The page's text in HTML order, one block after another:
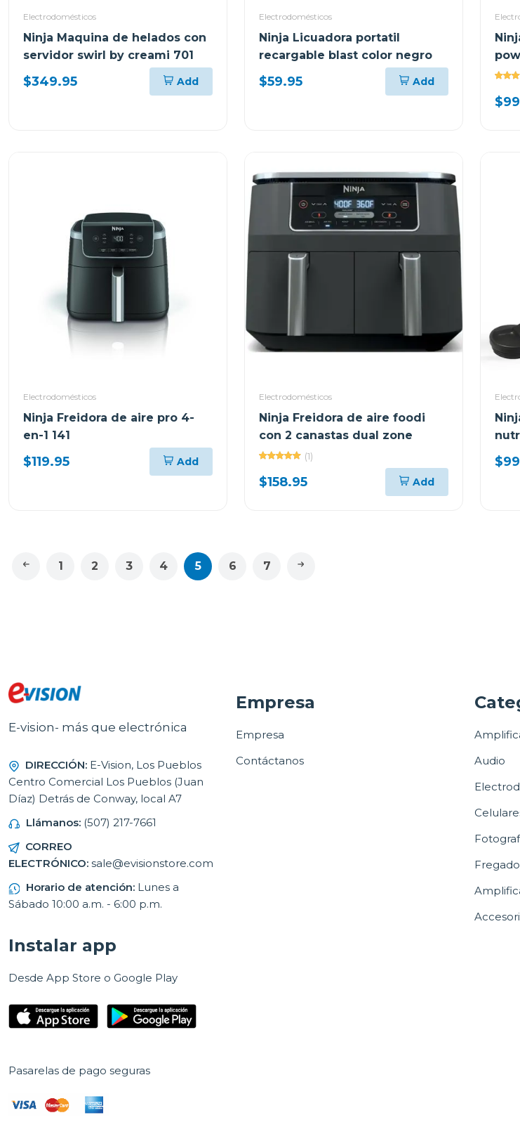
Electrodomésticos
Ninja Maquina de helados con
servidor swirl by creami 701
$349.95 Add
Electrodomésticos
Ninja Licuadora portatil
recargable blast color negro
$59.95 Add
Electrodomésticos
Ninja Freidora de aire pro 4-
en-1 141
$119.95 Add
Electrodomésticos
Ninja Freidora de aire foodi
con 2 canastas dual zone
(1)
$158.95 Add
1 2 3 4 5 6 7
E-vision- más que electrónica
DIRECCIÓN: E-Vision, Los Pueblos
Centro Comercial Los Pueblos (Juan
Díaz) Detrás de Conway, local A7
Llámanos: (507) 217-7661
CORREO
ELECTRÓNICO: sale@evisionstore.com
Horario de atención: Lunes a
Sábado 10:00 a.m. - 6:00 p.m.
Empresa
Empresa
Contáctanos
Audio
Instalar app
Desde App Store o Google Play
Pasarelas de pago seguras